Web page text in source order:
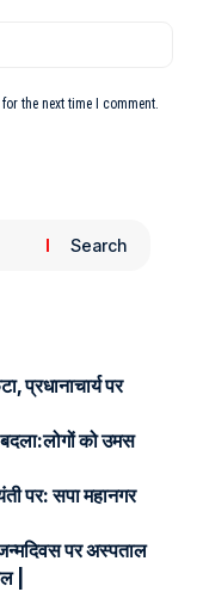
the next time I comment.
Search
प्रधानाचार्य पर
को उमस
पर: सपा महानगर
पर अस्पताल
|